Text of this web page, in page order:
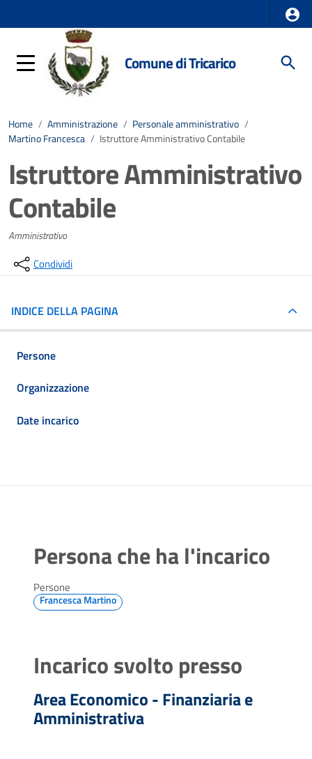
Comune di Tricarico
Home / Amministrazione / Personale amministrativo /
Martino Francesca / Istruttore Amministrativo Contabile
Istruttore Amministrativo
Contabile
Amministrativo
Condividi
INDICE DELLA PAGINA
Persone
Organizzazione
Date incarico
Persona che ha l'incarico
Persone
Francesca Martino
Incarico svolto presso
Area Economico - Finanziaria e
Amministrativa